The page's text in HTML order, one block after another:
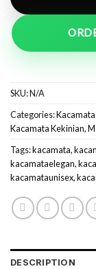
SKU:N/A
Categories:
Kacamata Kekinian,
Tags:kacamata,
kacamataelegan,
kacamataunisex,
DESCRIPTION